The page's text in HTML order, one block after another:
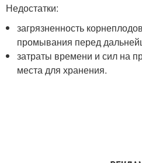
Недостатки:
загрязненность
промывания перед
затраты времени и сил на
места для хранения.